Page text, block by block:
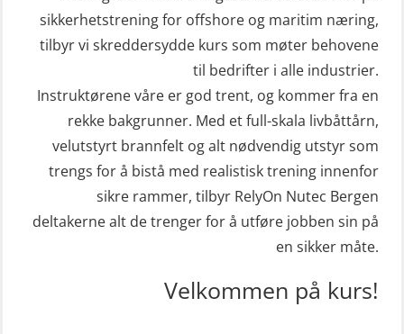
inkl. brannslukning (FSC121)
Hjertestarter brukerkurs (OFA107)
Kombi Søk og Redningslag og HLO
repetisjonskurs med e-læring
(ABSBLE010)
Kondisjonstest (OSC151)
Ledertrening i beredskap og
krisehåndtering for plattformsjefer
Livbåtfører FF1200 repetisjon
(MSE112)
STCW Redningsfarkost oppdatering
sliskebåt (MSE116)
STCW Sikkerhetsopplæring for
sjøfolk på mindre skip med eLearning
(MBSBLE003)
STCW oppdatering Livbåtfører
redningsfarkoster 8 t – konvensjonell
STCW oppdatering Mann-Over-Bord
sikkerhetstrening for offshore og maritim næring,
tilbyr vi skreddersydde kurs som møter behovene
til bedrifter i alle industrier.
Instruktørene våre er god trent, og kommer fra en
rekke bakgrunner. Med et full-skala livbåttårn,
velutstyrt brannfelt og alt nødvendig utstyr som
trengs for å bistå med realistisk trening innenfor
sikre rammer, tilbyr RelyOn Nutec Bergen
deltakerne alt de trenger for å utføre jobben sin på
en sikker måte.
Velkommen på kurs!